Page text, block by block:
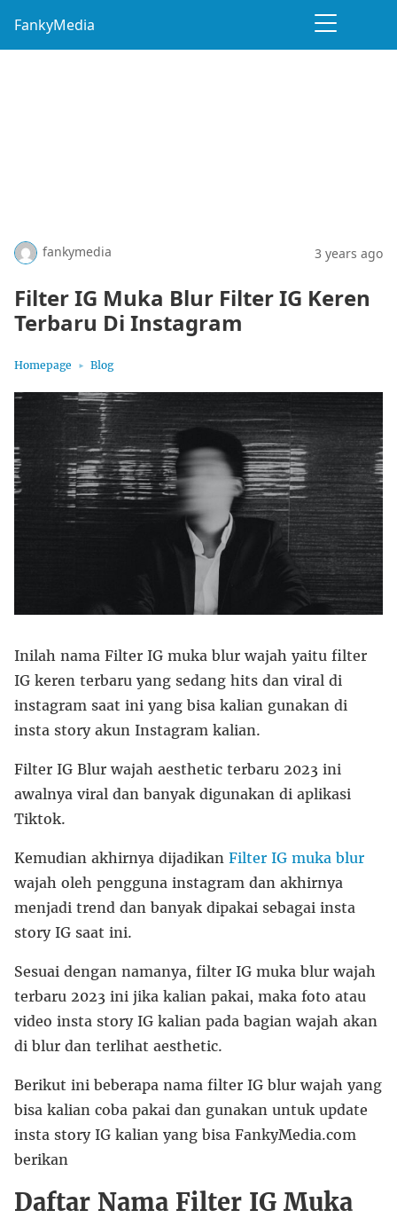
FankyMedia
fankymedia 3 years ago
Filter IG Muka Blur Filter IG Keren
Terbaru Di Instagram
Homepage Blog
Inilah nama Filter IG muka blur wajah yaitu filter
IG keren terbaru yang sedang hits dan viral di
instagram saat ini yang bisa kalian gunakan di
insta story akun Instagram kalian.
Filter IG Blur wajah aesthetic terbaru 2023 ini
awalnya viral dan banyak digunakan di aplikasi
Tiktok.
Kemudian akhirnya dijadikan Filter IG muka blur
wajah oleh pengguna instagram dan akhirnya
menjadi trend dan banyak dipakai sebagai insta
story IG saat ini.
Sesuai dengan namanya, filter IG muka blur wajah
terbaru 2023 ini jika kalian pakai, maka foto atau
video insta story IG kalian pada bagian wajah akan
di blur dan terlihat aesthetic.
Berikut ini beberapa nama filter IG blur wajah yang
bisa kalian coba pakai dan gunakan untuk update
insta story IG kalian yang bisa FankyMedia.com
berikan
Daftar Nama Filter IG Muka